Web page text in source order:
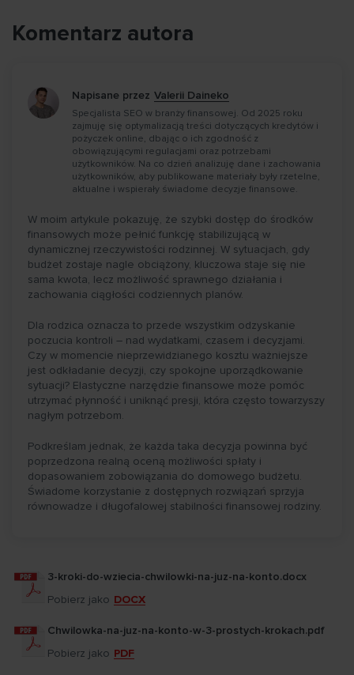
Komentarz autora
Napisane przez Valerii Daineko
Specjalista SEO w branży finansowej. Od 2025 roku
zajmuję się optymalizacją treści dotyczących kredytów i
pożyczek online, dbając o ich zgodność z
obowiązującymi regulacjami oraz potrzebami
użytkowników. Na co dzień analizuję dane i zachowania
użytkowników, aby publikowane materiały były rzetelne,
aktualne i wspierały świadome decyzje finansowe.
W moim artykule pokazuję, że szybki dostęp do środków
finansowych może pełnić funkcję stabilizującą w
dynamicznej rzeczywistości rodzinnej. W sytuacjach, gdy
budżet zostaje nagle obciążony, kluczowa staje się nie
sama kwota, lecz możliwość sprawnego działania i
zachowania ciągłości codziennych planów.
Dla rodzica oznacza to przede wszystkim odzyskanie
poczucia kontroli – nad wydatkami, czasem i decyzjami.
Czy w momencie nieprzewidzianego kosztu ważniejsze
jest odkładanie decyzji, czy spokojne uporządkowanie
sytuacji? Elastyczne narzędzie finansowe może pomóc
utrzymać płynność i uniknąć presji, która często towarzyszy
nagłym potrzebom.
Podkreślam jednak, że każda taka decyzja powinna być
poprzedzona realną oceną możliwości spłaty i
dopasowaniem zobowiązania do domowego budżetu.
Świadome korzystanie z dostępnych rozwiązań sprzyja
równowadze i długofalowej stabilności finansowej rodziny.
3-kroki-do-wziecia-chwilowki-na-juz-na-konto.docx
Pobierz jako DOCX
Chwilowka-na-juz-na-konto-w-3-prostych-krokach.pdf
Pobierz jako PDF